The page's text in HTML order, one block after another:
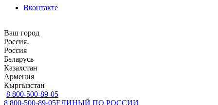
Вконтакте
Ваш город
Россия
Россия
Беларусь
Казахстан
Армения
Кыргызстан
8 800-500-89-05
8 800-500-89-05ЕДИНЫЙ ПО РОССИИ